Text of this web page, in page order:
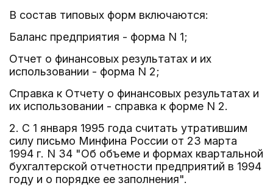
В состав типовых форм включаются:
Баланс предприятия - форма N 1;
Отчет о финансовых результатах и их
использовании - форма N 2;
Справка к Отчету о финансовых результатах и
их использовании - справка к форме N 2.
2. С 1 января 1995 года считать утратившим
силу письмо Минфина России от 23 марта
1994 г. N 34 "Об объеме и формах квартальной
бухгалтерской отчетности предприятий в 1994
году и о порядке ее заполнения".